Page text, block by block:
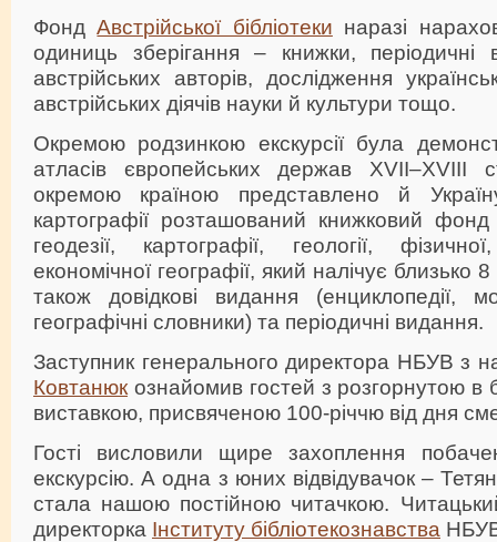
ФондАвстрійської бібліотеки наразі
одиниць зберігання – книжки, періодичні
австрійських авторів, дослідження
австрійських діячів науки й культури тощо.
Окремою родзинкою екскурсії була
атласів європейських держав XVII–XVIII
окремою країною представлено й
картографії розташований книжковий
геодезії, картографії, геології,
економічної географії, який налічує близько
також довідкові видання (енциклопедії,
географічні словники) та періодичні видання.
Заступник генерального директора НБУВ з
Ковтанюк ознайомив гостей з розгорнутою в
виставкою, присвяченою 100-річчю від дня
Гості висловили щире захоплення
екскурсію. А одна з юних відвідувачок –
стала нашою постійною читачкою.
директорка Інституту бібліотекознавства